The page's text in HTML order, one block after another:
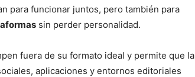
para funcionar juntos, pero también para
sin perder personalidad.
fuera de su formato ideal y permite que la
aplicaciones y entornos editoriales